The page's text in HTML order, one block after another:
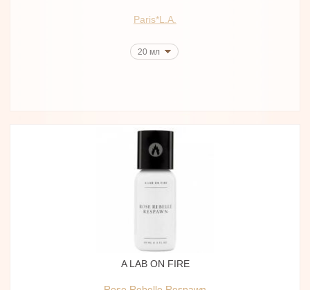
Paris*L.A.
20 мл
A LAB ON FIRE